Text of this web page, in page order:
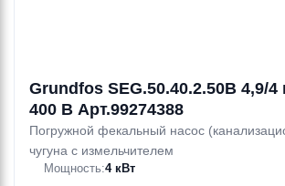
Grundfos SEG.50.40.2.50B 4,9/4
400 В Арт.99274388
Погружной фекальный насос
чугуна с измельчителем
Мощность:4 кВт